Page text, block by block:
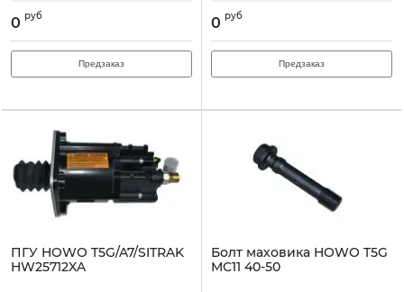
0 руб
Предзаказ
0 руб
Предзаказ
ПГУ HOWO T5G/A7/SITRAK
HW25712XA
Болт маховика HOWO T5G
MC11 40-50